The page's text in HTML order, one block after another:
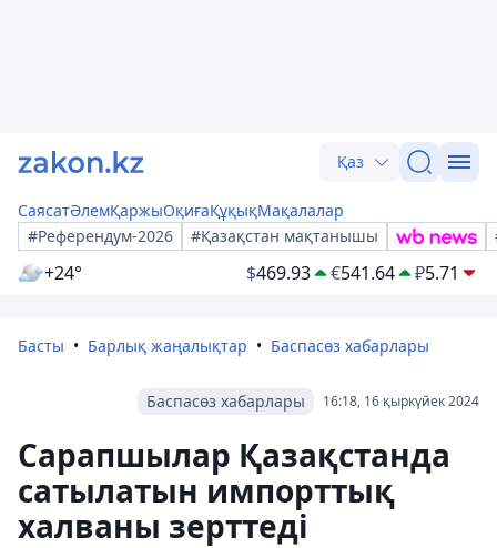
Қаз
СаясатӘлемҚаржыОқиғаҚұқықМақалалар
#Референдум-2026
#Қазақстан мақтанышы
+24° $469.93 €541.64 ₽5.71
Басты Барлық жаңалықтар Баспасөз хабарлары
16:18, 16 қыркүйек 2024
Баспасөз хабарлары
Сарапшылар Қазақстанда
сатылатын импорттық
халваны зерттеді